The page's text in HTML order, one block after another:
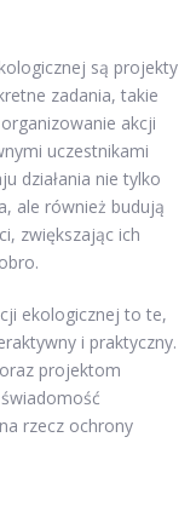
są projekty
zadania, takie
akcji
uczestnikami
działania nie tylko
ale również budują
zwiększając ich
ekologicznej to te,
i praktyczny.
projektom
rzecz ochrony